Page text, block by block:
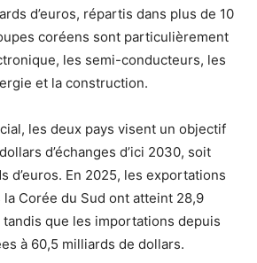
d’euros, répartis dans plus de 10
coréens sont particulièrement
les semi-conducteurs, les
et la construction.
les deux pays visent un objectif
d’échanges d’ici 2030, soit
d’euros. En 2025, les exportations
Corée du Sud ont atteint 28,9
que les importations depuis
à 60,5 milliards de dollars.